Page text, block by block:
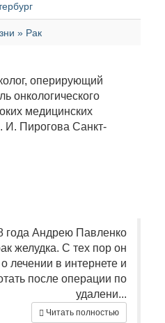
» Рак
оперирующий
онкологического
медицинских
И. Пирогова Санкт-
года Андрею Павленко
желудка. С тех пор он
лечении в интернете и
после операции по
удалени...
Читать полностью